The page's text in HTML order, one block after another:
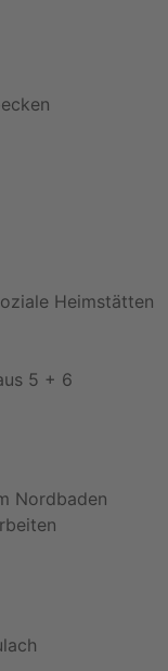
Heimstätten
5 + 6
Nordbaden